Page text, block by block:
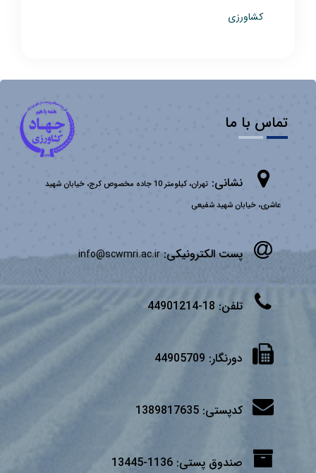
کشاورزی
تماس با ما
نشانی:
تهران، کیلومتر 10 جاده مخصوص کرج، خیابان شهید
عاشری، خیابان شهید شفیعی
پست الکترونیکی:info@scwmri.ac.ir
تلفن: 18-44901214
دورنگار: 44905709
کدپستی: 1389817635
صندوق پستی: 1136-13445